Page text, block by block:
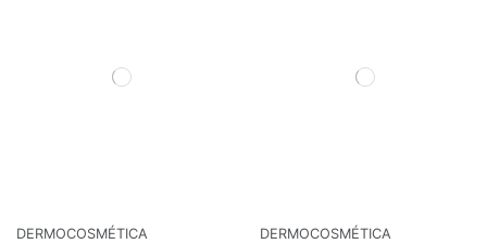
DERMOCOSMÉTICA DERMOCOSMÉTICA